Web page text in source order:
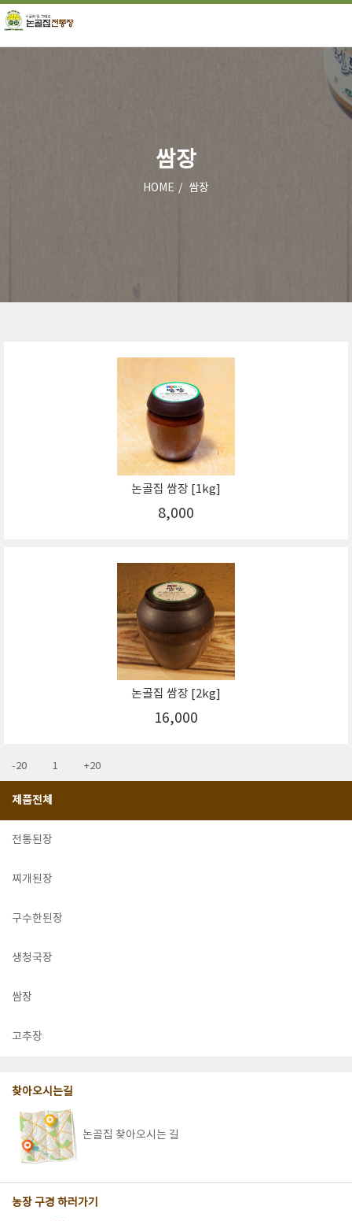
쌈장
HOME 쌈장
논골집 쌈장 [1kg]
8,000
논골집 쌈장 [2kg]
16,000
-20 1 +20
제품전체
전통된장
찌개된장
구수한된장
생청국장
쌈장
고추장
찾아오시는길
논골집 찾아오시는 길
농장 구경 하러가기